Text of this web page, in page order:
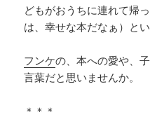
どもがおうちに連れて帰
は、幸せな本だなぁ）と
フンケの、本への愛や、
言葉だと思いませんか。
＊＊＊